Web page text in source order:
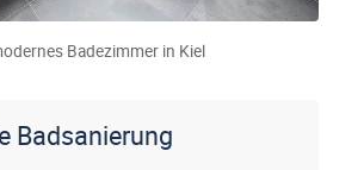
Badezimmer in Kiel
Badsanierung